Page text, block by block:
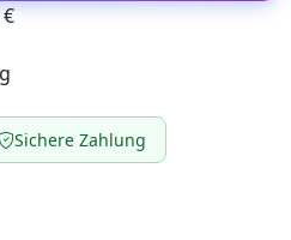
Sichere Zahlung